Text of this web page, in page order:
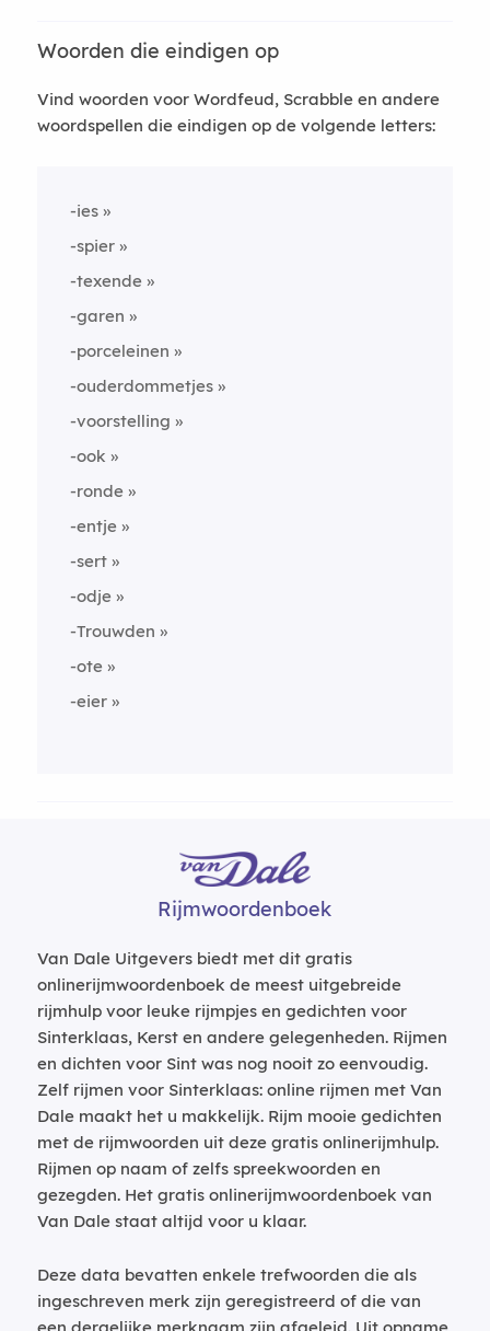
Woorden die eindigen op
Vind woorden voor Wordfeud, Scrabble en andere
woordspellen die eindigen op de volgende letters:
-ies
-spier
-texende
-garen
-porceleinen
-ouderdommetjes
-voorstelling
-ook
-ronde
-entje
-sert
-odje
-Trouwden
-ote
-eier
Rijmwoordenboek
Van Dale Uitgevers biedt met dit gratis
onlinerijmwoordenboek de meest uitgebreide
rijmhulp voor leuke rijmpjes en gedichten voor
Sinterklaas, Kerst en andere gelegenheden. Rijmen
en dichten voor Sint was nog nooit zo eenvoudig.
Zelf rijmen voor Sinterklaas: online rijmen met Van
Dale maakt het u makkelijk. Rijm mooie gedichten
met de rijmwoorden uit deze gratis onlinerijmhulp.
Rijmen op naam of zelfs spreekwoorden en
gezegden. Het gratis onlinerijmwoordenboek van
Van Dale staat altijd voor u klaar.
Deze data bevatten enkele trefwoorden die als
ingeschreven merk zijn geregistreerd of die van